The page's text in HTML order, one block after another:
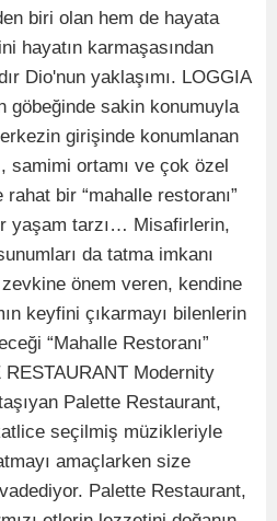
biri olan hem de hayata
hayatın karmaşasından
Dio'nun yaklaşımı. LOGGIA
göbeğinde sakin konumuyla
girişinde konumlanan
samimi ortamı ve çok özel
bir “mahalle restoranı”
yaşam tarzı… Misafirlerin,
da tatma imkanı
önem veren, kendine
keyfini çıkarmayı bilenlerin
“Mahalle Restoranı”
Modernity
Palette Restaurant,
seçilmiş müzikleriyle
amaçlarken size
Palette Restaurant,